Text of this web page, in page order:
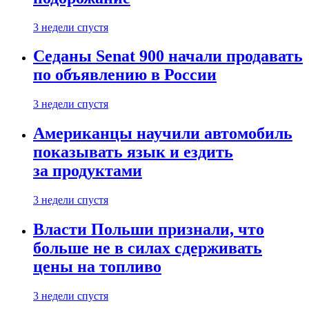
3 недели спустя
Седаны Senat 900 начали продавать
по объявлению в России
3 недели спустя
Американцы научили автомобиль
показывать язык и ездить
за продуктами
3 недели спустя
Власти Польши признали, что
больше не в силах сдерживать
цены на топливо
3 недели спустя